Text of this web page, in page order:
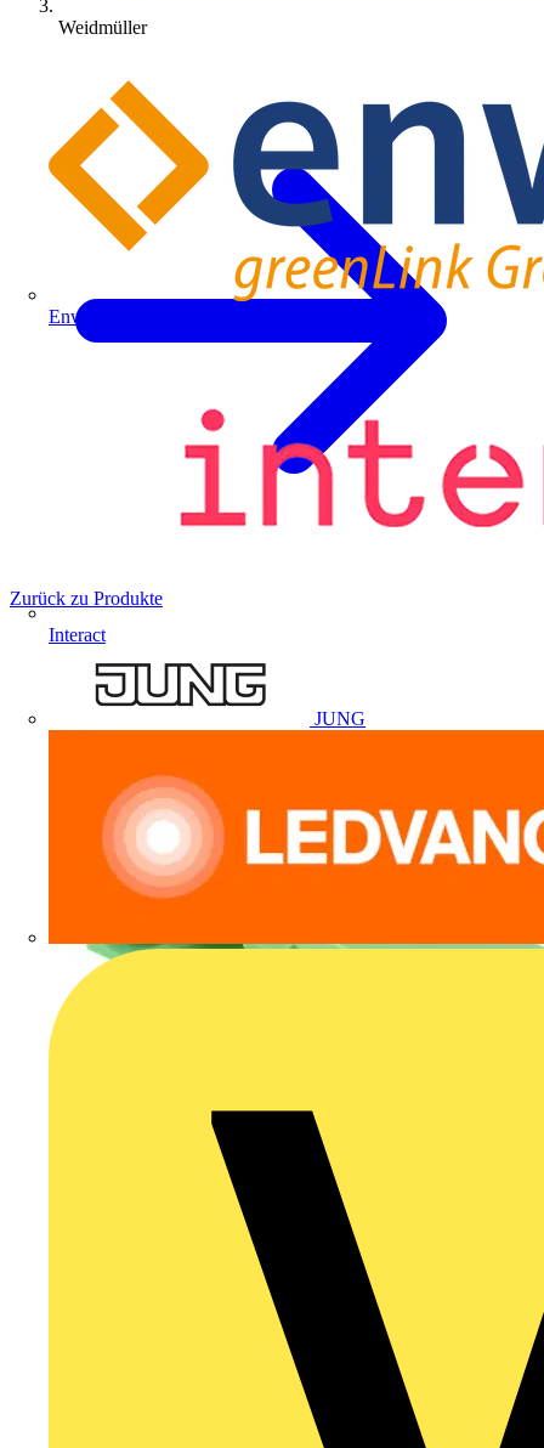
Enwitec
Interact
JUNG
Weidmüller
Zurück zu Produkte